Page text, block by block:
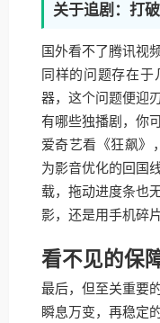
关于追剧：打
国外看不了腾讯视
同样的问题存在于
器，这个问题便迎
有哪些独播剧，你
爱奇艺看《狂飙》
为影音优化的回国
载，拖动进度条也
影，还是用手机碎
看不见的保
最后，但至关重要
瞬息万变，再稳定